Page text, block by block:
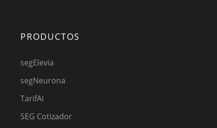
PRODUCTOS
segElevia
segNeurona
TarifAI
SEG Cotizador